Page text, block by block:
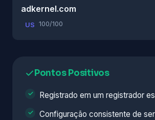
adkernel.com
US 100/100
Pontos Positivos
Registrado em um registrador
Configuração consistente de